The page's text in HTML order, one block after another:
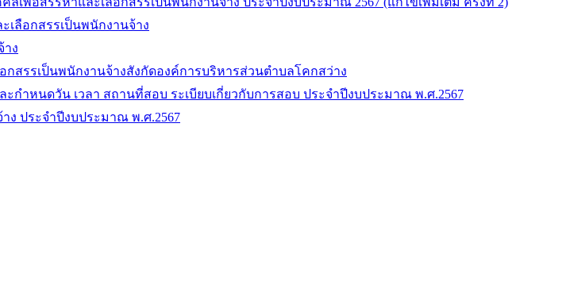
ลือกสรรเป็นพนักงานจ้าง
ง
สรรเป็นพนักงานจ้างสังกัดองค์การบริหารส่วนตำบลโคกสว่าง
กำหนดวัน เวลา สถานที่สอบ ระเบียบเกี่ยวกับการสอบ ประจำปีงบประมาณ พ.ศ.2567
ง ประจำปีงบประมาณ พ.ศ.2567